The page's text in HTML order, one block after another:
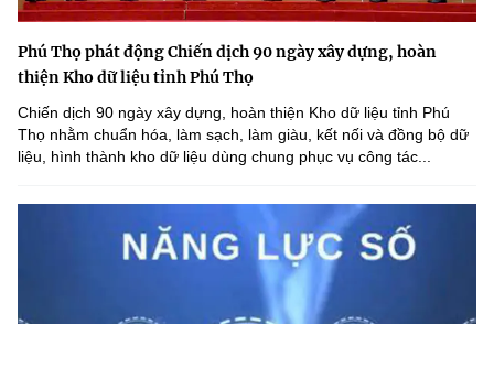
Phú Thọ phát động Chiến dịch 90 ngày xây dựng, hoàn
thiện Kho dữ liệu tỉnh Phú Thọ
Chiến dịch 90 ngày xây dựng, hoàn thiện Kho dữ liệu tỉnh Phú
Thọ nhằm chuẩn hóa, làm sạch, làm giàu, kết nối và đồng bộ dữ
liệu, hình thành kho dữ liệu dùng chung phục vụ công tác...